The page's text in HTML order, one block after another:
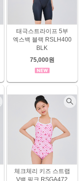
태극스트라이프 5부
엑스백 블랙 RSLH400
BLK
75,000원
체크체리 키즈 스트랩
V백 핑크 RSGA472